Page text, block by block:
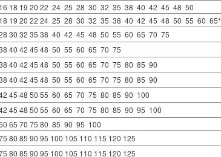
18 19 20 22  24  25  28  30  32  35  38  40  42  45  48  50
19 20 22 24  25  28  30  32  35  38  40  42  45  48  50  55  60  65*
30 32 35 38  40  42  45  48  50  55  60  65  70  75
40 42 45 48  50  55  60  65  70  75
40 42 45 48  50  55  60  65  70  75  80  85  90
40 42 45 48  50  55  60  65  70  75  80  85  90
45 48 50 55  60  65  70  75  80  85  90  100
45 48 50 55  60  65  70  75  80  85  90  95  100
65 70 75 80  85  90  95  100
80 85 90 95 100 105 110 115 120 125
80 85 90 95 100 105 110 115 120 125